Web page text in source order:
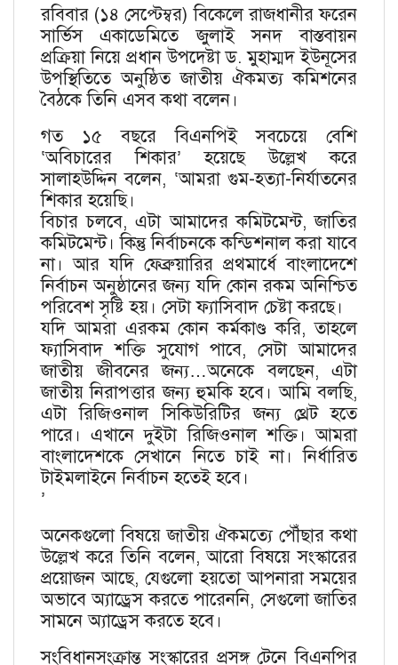
রবিবার (১৪ সেপ্টেম্বর) বিকেলে রাজধানীর ফরেন
সার্ভিস একাডেমিতে জুলাই সনদ বাস্তবায়ন
প্রক্রিয়া নিয়ে প্রধান উপদেষ্টা ড. মুহাম্মদ ইউনূসের
উপস্থিতিতে অনুষ্ঠিত জাতীয় ঐকমত্য কমিশনের
বৈঠকে তিনি এসব কথা বলেন।
গত ১৫ বছরে বিএনপিই সবচেয়ে বেশি
‌‘অবিচারের শিকার’ হয়েছে উল্লেখ করে
সালাহউদ্দিন বলেন, ‘আমরা গুম-হত্যা-নির্যাতনের
শিকার হয়েছি।
বিচার চলবে, এটা আমাদের কমিটমেন্ট, জাতির
কমিটমেন্ট। কিন্তু নির্বাচনকে কন্ডিশনাল করা যাবে
না। আর যদি ফেব্রুয়ারির প্রথমার্ধে বাংলাদেশে
নির্বাচন অনুষ্ঠানের জন্য যদি কোন রকম অনিশ্চিত
পরিবেশ সৃষ্টি হয়। সেটা ফ্যাসিবাদ চেষ্টা করছে।
যদি আমরা এরকম কোন কর্মকাণ্ড করি, তাহলে
ফ্যাসিবাদ শক্তি সুযোগ পাবে, সেটা আমাদের
জাতীয় জীবনের জন্য…অনেকে বলছেন, এটা
জাতীয় নিরাপত্তার জন্য হুমকি হবে। আমি বলছি,
এটা রিজিওনাল সিকিউরিটির জন্য থ্রেট হতে
পারে। এখানে দুইটা রিজিওনাল শক্তি। আমরা
বাংলাদেশকে সেখানে নিতে চাই না। নির্ধারিত
টাইমলাইনে নির্বাচন হতেই হবে।
’
অনেকগুলো বিষয়ে জাতীয় ঐকমত্যে পৌঁছার কথা
উল্লেখ করে তিনি বলেন, আরো বিষয়ে সংস্কারের
প্রয়োজন আছে, যেগুলো হয়তো আপনারা সময়ের
অভাবে অ্যাড্রেস করতে পারেননি, সেগুলো জাতির
সামনে অ্যাড্রেস করতে হবে।
সংবিধানসংক্রান্ত সংস্কারের প্রসঙ্গ টেনে বিএনপির